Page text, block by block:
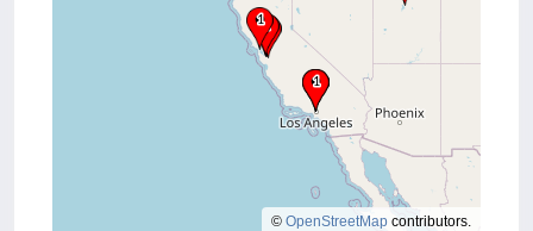
© OpenStreetMap contributors.